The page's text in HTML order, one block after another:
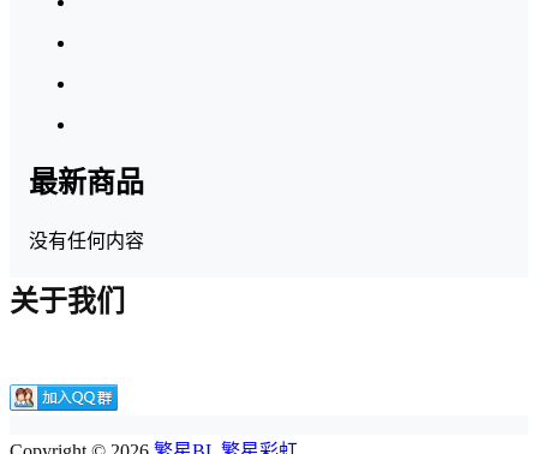
最新商品
没有任何内容
关于我们